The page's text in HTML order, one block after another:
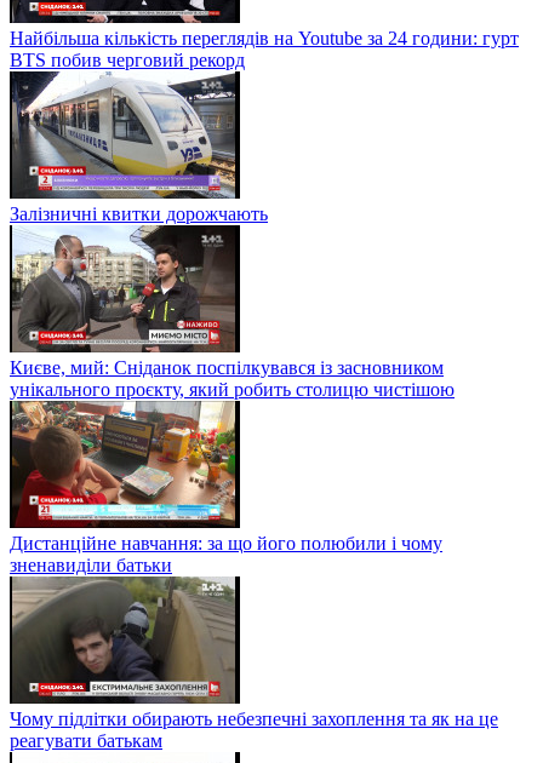
Найбільша кількість переглядів на Youtube за 24 години: гурт
BTS побив черговий рекорд
Залізничні квитки дорожчають
Києве, мий: Сніданок поспілкувався із засновником
унікального проєкту, який робить столицю чистішою
Дистанційне навчання: за що його полюбили і чому
зненавиділи батьки
Чому підлітки обирають небезпечні захоплення та як на це
реагувати батькам